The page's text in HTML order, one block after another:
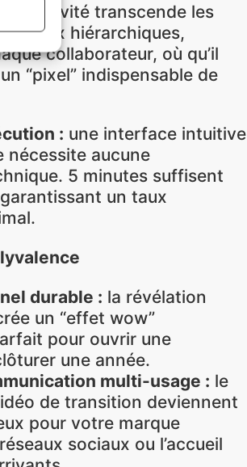
active
active
:
l’activité transcende les
hiérarchiques,
collaborateur, où qu’il
“pixel” indispensable de
: une interface intuitive
nécessite aucune
5 minutes suffisent
un taux
durable : la révélation
un “effet wow”
pour ouvrir une
une année.
multi-usage : le
de transition deviennent
pour votre marque
sociaux ou l’accueil